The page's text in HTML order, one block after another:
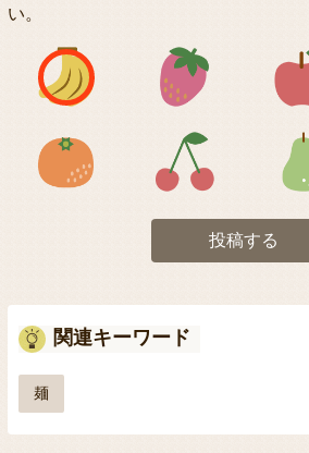
い。
アイコン1 アイコン2
アイコン5 アイコン6
投稿する
関連キーワード
麺